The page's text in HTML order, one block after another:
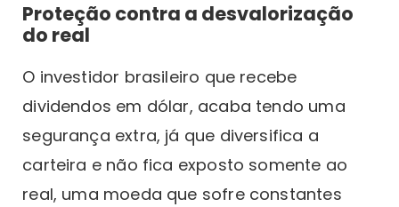
Proteção contra a desvalorização
do real
O investidor brasileiro que recebe
dividendos em dólar, acaba tendo uma
segurança extra, já que diversifica a
carteira e não fica exposto somente ao
real, uma moeda que sofre constantes